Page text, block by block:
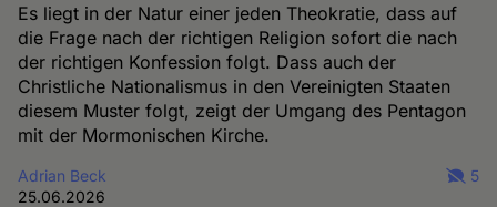
Es liegt in der Natur einer jeden Theokratie, dass auf
die Frage nach der richtigen Religion sofort die nach
der richtigen Konfession folgt. Dass auch der
Christliche Nationalismus in den Vereinigten Staaten
diesem Muster folgt, zeigt der Umgang des Pentagon
mit der Mormonischen Kirche.
Adrian Beck
25.06.2026
5